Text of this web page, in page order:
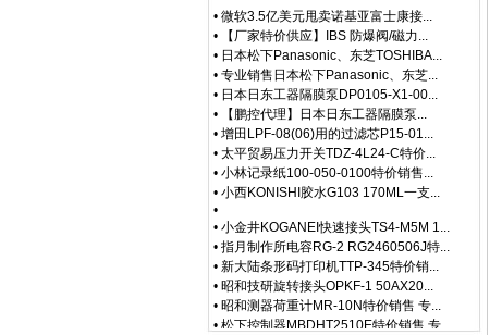
• 【厂家特价供应】IBS 防爆阀/磁力...
•
日本松下Panasonic、东芝TOSHIBA...
• 专业销售日本松下Panasonic、东芝...
• 日本日东工器隔膜泵DP0105-X1-00...
• 【鹏控代理】日本日东工器隔膜泵...
•
增田LPF-08(06)用的过滤芯P15-01...
• 太平贸易压力开关TDZ-4L24-C特价...
• 小林记录纸100-050-0100特价销售...
• 小西KONISHI胶水G103 170ML一支...
•
•
• 指月制作所电容RG-2 RG2460506J特...
• 新大陆条形码打印机TTP-345特价销...
• 昭和技研旋转接头OPKF-1 50AX20...
• 昭和测器荷重计MR-10N特价销售 专...
• 松下控制器MBDHT2510E特价销售 专...
• 松下行程开关AZ8107特价销售 专业...